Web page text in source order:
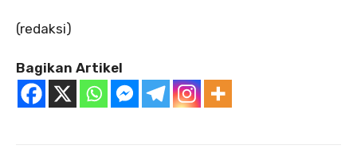
‎(redaksi)
Bagikan Artikel